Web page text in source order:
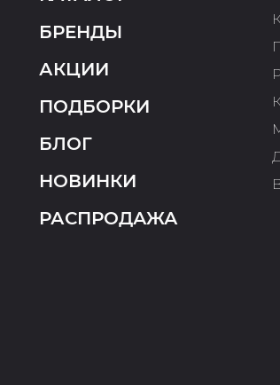
БРЕНДЫ
АКЦИИ
ПОДБОРКИ
БЛОГ
НОВИНКИ
РАСПРОДАЖА